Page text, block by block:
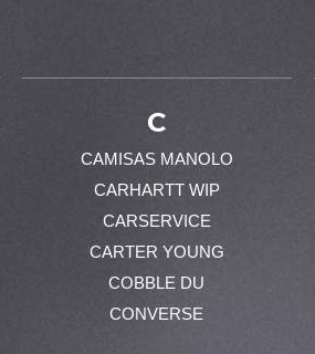
C
CAMISAS MANOLO
CARHARTT WIP
CARSERVICE
CARTER YOUNG
COBBLE DU
CONVERSE